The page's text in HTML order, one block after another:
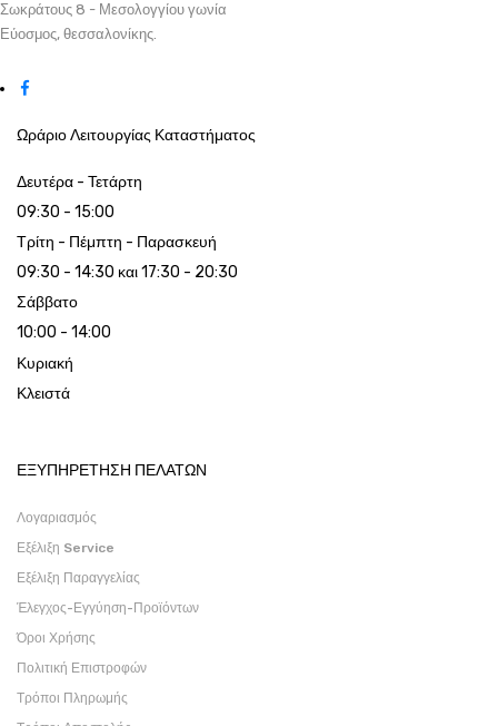
Σωκράτους 8 - Μεσολογγίου γωνία
Εύοσμος, θεσσαλονίκης.
Ωράριο Λειτουργίας Καταστήματος
Δευτέρα - Τετάρτη
09:30 - 15:00
Τρίτη - Πέμπτη - Παρασκευή
09:30 - 14:30 και 17:30 - 20:30
Σάββατο
10:00 - 14:00
Κυριακή
Κλειστά
ΕΞΥΠΗΡΕΤΗΣΗ ΠΕΛΑΤΩΝ
Λογαριασμός
Εξέλιξη Service
Εξέλιξη Παραγγελίας
Έλεγχος-Εγγύηση-Προϊόντων
Όροι Χρήσης
Πολιτική Επιστροφών
Τρόποι Πληρωμής